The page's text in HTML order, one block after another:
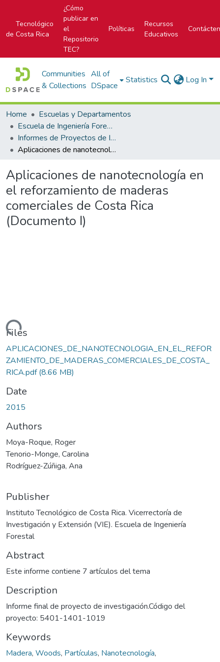
Tecnológico
de Costa Rica
¿Cómo
publicar en
el
Repositorio
TEC?
Políticas
Recursos
Educativos
Communities
& Collections
All of
DSpace
Statistics Log In
Home
Escuelas y Departamentos
Escuela de Ingeniería Forestal
Informes de Proyectos de Investigación
Aplicaciones de nanotecnología en el reforzamiento de maderas comerciales de Costa Rica (Documento I)
Aplicaciones de nanotecnología en
el reforzamiento de maderas
comerciales de Costa Rica
(Documento I)
Files
APLICACIONES_DE_NANOTECNOLOGIA_EN_EL_REFOR
ZAMIENTO_DE_MADERAS_COMERCIALES_DE_COSTA_
RICA.pdf(8.66 MB)
Date
2015
Authors
Moya-Roque, Roger
Tenorio-Monge, Carolina
Rodríguez-Zúñiga, Ana
Publisher
Instituto Tecnológico de Costa Rica. Vicerrectoría de
Investigación y Extensión (VIE). Escuela de Ingeniería
Forestal
Abstract
Este informe contiene 7 artículos del tema
Description
Informe final de proyecto de investigación.Código del
proyecto: 5401-1401-1019
Keywords
Madera, Woods, Partículas, Nanotecnología,